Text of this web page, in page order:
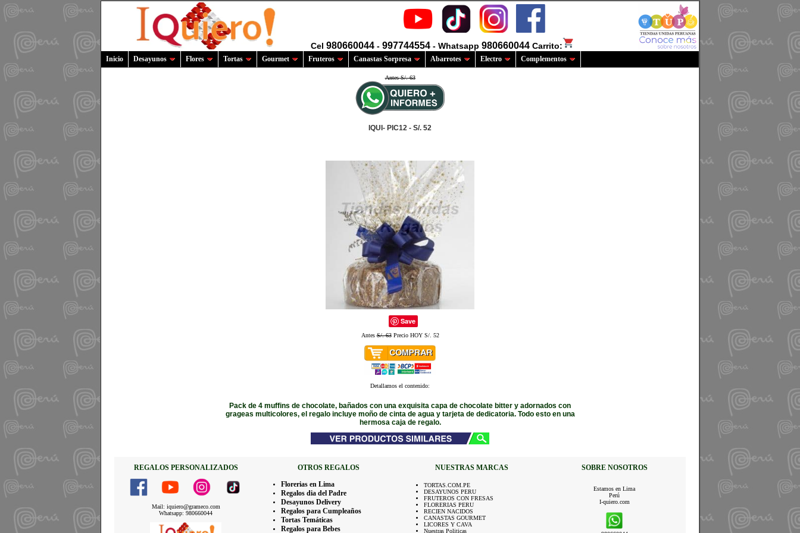
Cel 980660044 - 997744554 - Whatsapp 980660044 Carrito:
Inicio Desayunos Flores Tortas Gourmet Fruteros Canastas Sorpresa Abarrotes Electro Complementos
Antes S/. 63
IQUI- PIC12 - S/. 52
Save
AntesS/. 63Precio HOY S/. 52
Detallamos el contenido:
Pack de 4 muffins de chocolate, bañados con una exquisita capa de chocolate bitter y adornados con
grageas multicolores, el regalo incluye moño de cinta de agua y tarjeta de dedicatoria. Todo esto en una
hermosa caja de regalo.
REGALOS PERSONALIZADOS OTROS REGALOS NUESTRAS MARCAS SOBRE NOSOTROS
Mail: iquiero@grameco.com
Whatsapp: 980660044
Florerias en Lima
Regalos dia del Padre
Desayunos Delivery
Regalos para Cumpleaños
Tortas Temáticas
Regalos para Bebes
TORTAS.COM.PE
DESAYUNOS PERU
FRUTEROS CON FRESAS
FLORERIAS PERU
RECIEN NACIDOS
CANASTAS GOURMET
LICORES Y CAVA
Nuestras Politicas
Estamos en Lima
Perú
I-quiero.com